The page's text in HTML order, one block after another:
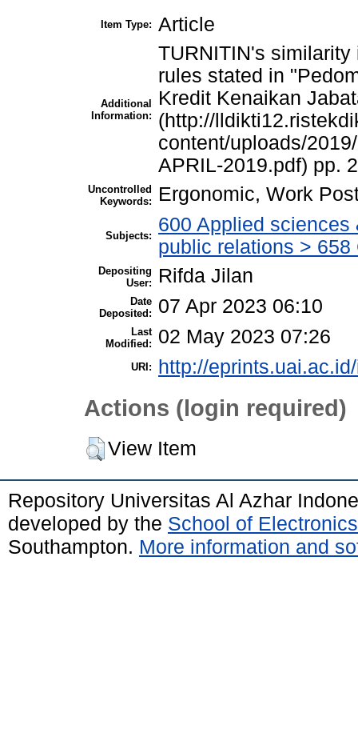
Item Type: Article
Additional
Information:
TURNITIN's
rules stated in
Kredit Kenaikan
(http://
content/uploads/
APRIL-2019.pdf) pp.
Uncontrolled
Keywords:
Ergonomic, Work
Subjects:
600 Applied
public relations >
Depositing
User:
Rifda Jilan
Date
Deposited:
07 Apr 2023 06:10
Last
Modified:
02 May 2023 07:26
URI: http://
Actions (login required)
View Item
Repository Universitas Al Azhar
developed by the School of
Southampton. More information and